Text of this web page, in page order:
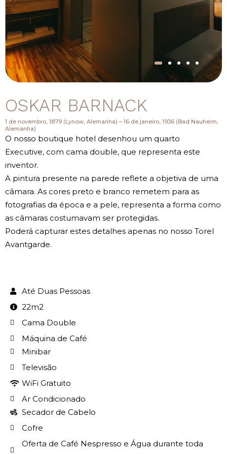
OSKAR BARNACK
1 de novembro, 1879 (Lynow, Alemanha) – 16 de janeiro, 1936 (Bad Nauheim,
Alemanha)
O nosso boutique hotel desenhou um quarto
Executive, com cama double, que representa este
inventor.
A pintura presente na parede reflete a objetiva de uma
câmara. As cores preto e branco remetem para as
fotografias da época e a pele, representa a forma como
as câmaras costumavam ser protegidas.
Poderá capturar estes detalhes apenas no nosso Torel
Avantgarde.
Até Duas Pessoas
22m2
Cama Double
Máquina de Café
Minibar
Televisão
WiFi Gratuito
Ar Condicionado
Secador de Cabelo
Cofre
Oferta de Café Nespresso e Água durante toda